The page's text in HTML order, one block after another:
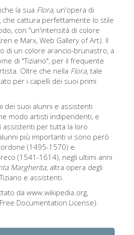
la sua Flora, un'opera di
che cattura perfettamente lo stile
con "un'intensità di colore
e Marx, Web Gallery of Art). Il
di un colore arancio-brunastro, a
di "Tiziano", per il frequente
Oltre che nella Flora, tale
per i capelli dei suoi primi
dei suoi alunni e assistenti
modo artisti indipendenti, e
assistenti per tutta la loro
più importanti vi sono però
(1495-1570) e
(1541-1614), negli ultimi anni
Margherita, altra opera degli
e assistenti.
da www.wikipedia.org,
Documentation License).